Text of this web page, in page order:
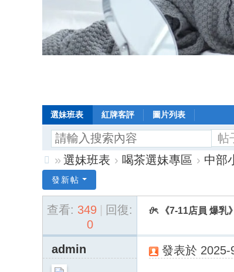
選妹班表 紅牌客評 圖片列表
帖
sc
uz
» 選妹班表 › 喝茶選妹專區 › 中部
發新帖
查看: 349
回復:
0
𝜗ৎ 《7-11店員 爆乳
admin 發表於